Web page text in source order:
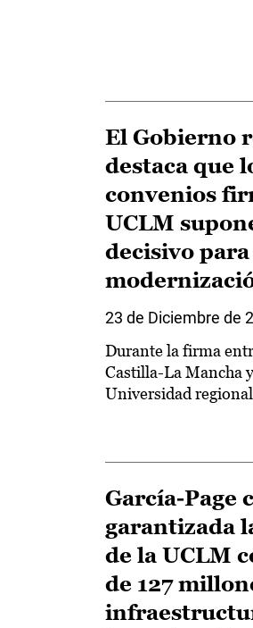
El Gobierno
destaca que
convenios
UCLM
decisivo
23 de Diciembre de
Durante la firma
Castilla-La Mancha
Universidad regional
García-Page
garantizada
de la UCLM
de 127